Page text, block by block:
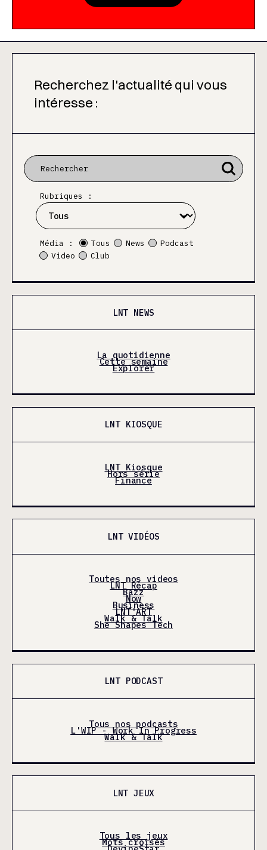
Recherchez l'actualité qui vous
intéresse :
Rubriques :
Média : Tous News
Podcast
Video
Club
LNT NEWS
La quotidienne
Cette semaine
Explorer
LNT KIOSQUE
LNT Kiosque
Hors série
Finance
LNT VIDÉOS
Toutes nos videos
LNT Récap
Bazz
Now
Business
LNT'ART
Walk & Talk
She Shapes Tech
LNT PODCAST
Tous nos podcasts
L'WIP - Work In Progress
Walk & Talk
LNT JEUX
Tous les jeux
Mots croisés